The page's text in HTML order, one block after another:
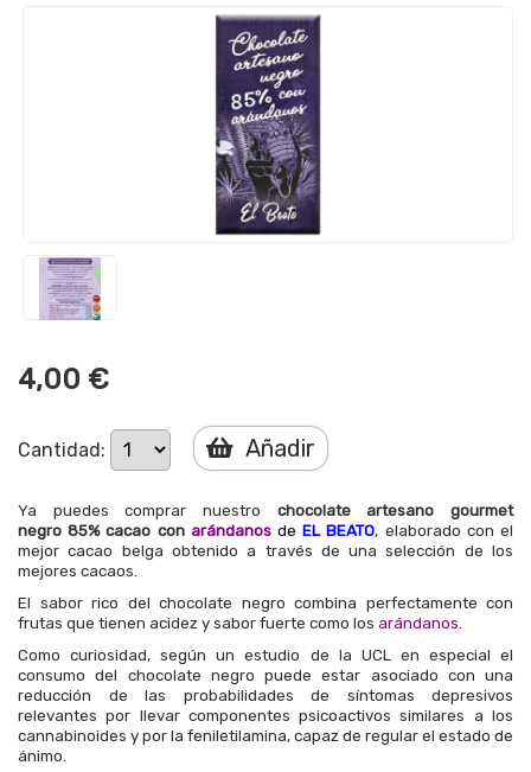
4,00 €
Cantidad: Añadir
Ya puedes comprar nuestro chocolate artesano gourmet
negro 85% cacao con arándanosde EL BEATO, elaborado con el
mejor cacao belga obtenido a través de una selección de los
mejores cacaos.
El sabor rico del chocolate negro combina perfectamente con
frutas que tienen acidez y sabor fuerte como los arándanos.
Como curiosidad, según un estudio de la UCL en especial el
consumo del chocolate negro puede estar asociado con una
reducción de las probabilidades de síntomas depresivos
relevantes por llevar componentes psicoactivos similares a los
cannabinoides y por la feniletilamina, capaz de regular el estado de
ánimo.